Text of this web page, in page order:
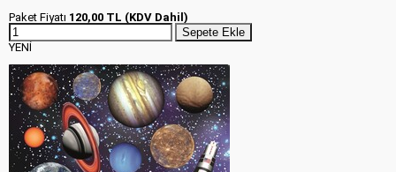
Paket Fiyatı 120,00 TL (KDV Dahil)
Sepete Ekle
YENİ